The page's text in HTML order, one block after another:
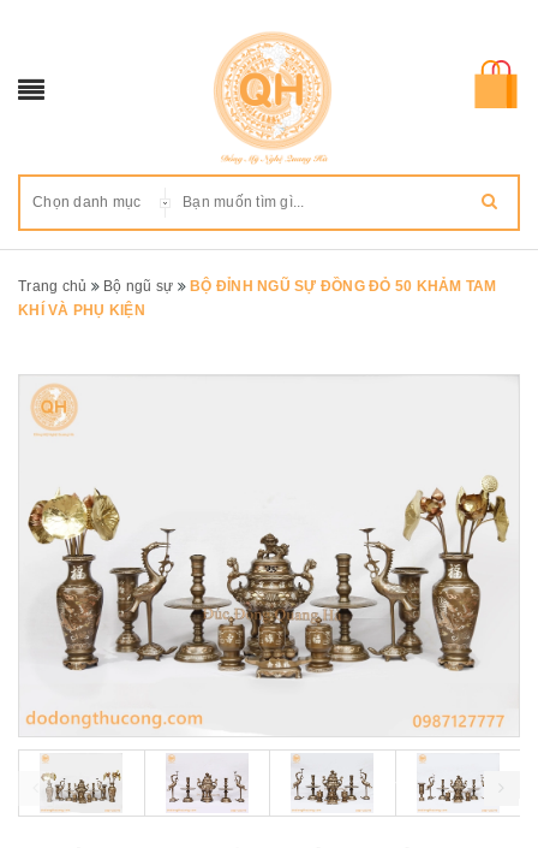
Chọn danh mục
Trang chủ Bộ ngũ sự
BỘ ĐỈNH NGŨ SỰ ĐỒNG ĐỎ 50 KHẢM TAM
KHÍ VÀ PHỤ KIỆN